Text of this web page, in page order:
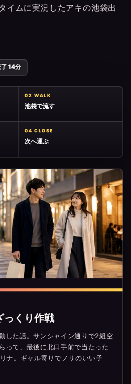
イムに実況したアキの池袋出
14分
02 WALK
池袋で流す
04 CLOSE
次へ運ぶ
っくり作戦
した話。サンシャイン通りで2組空
って、最後に北口手前で当たった
ナ。ギャル寄りでノリのいい子